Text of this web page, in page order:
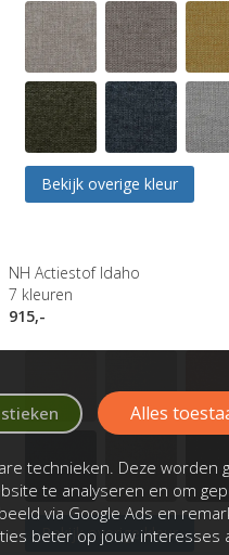
Bekijk overige kleur
NH Actiestof Idaho
7 kleuren
915,-
Bekijk overige kleur
technieken. Deze worden
te analyseren en om
via Google Ads en
beter op jouw interesses
Alles